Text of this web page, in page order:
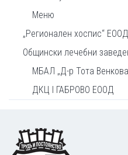
Меню
„Регионален хоспис“ ЕООД
Общински лечебни
МБАЛ „Д-р Тота
ДКЦ I ГАБРОВО ЕООД
Footer